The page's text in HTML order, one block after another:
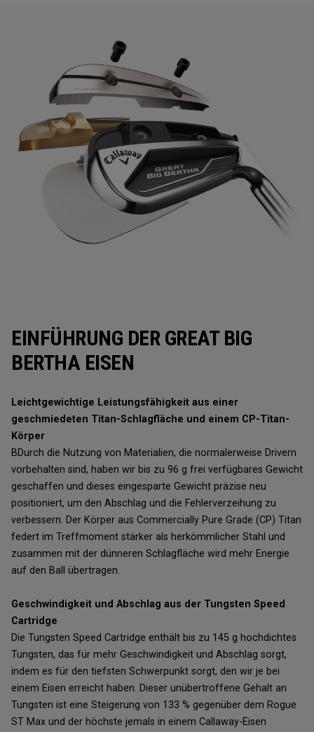
EINFÜHRUNG DER GREAT BIG
BERTHA EISEN
Leichtgewichtige Leistungsfähigkeit aus einer
geschmiedeten Titan-Schlagfläche und einem CP-Titan-
Körper
BDurch die Nutzung von Materialien, die normalerweise Drivern
vorbehalten sind, haben wir bis zu 96 g frei verfügbares Gewicht
geschaffen und dieses eingesparte Gewicht präzise neu
positioniert, um den Abschlag und die Fehlerverzeihung zu
verbessern. Der Körper aus Commercially Pure Grade (CP) Titan
federt im Treffmoment stärker als herkömmlicher Stahl und
zusammen mit der dünneren Schlagfläche wird mehr Energie
auf den Ball übertragen.
Geschwindigkeit und Abschlag aus der Tungsten Speed
Cartridge
Die Tungsten Speed Cartridge enthält bis zu 145 g hochdichtes
Tungsten, das für mehr Geschwindigkeit und Abschlag sorgt,
indem es für den tiefsten Schwerpunkt sorgt, den wir je bei
einem Eisen erreicht haben. Dieser unübertroffene Gehalt an
Tungsten ist eine Steigerung von 133 % gegenüber dem Rogue
ST Max und der höchste jemals in einem Callaway-Eisen